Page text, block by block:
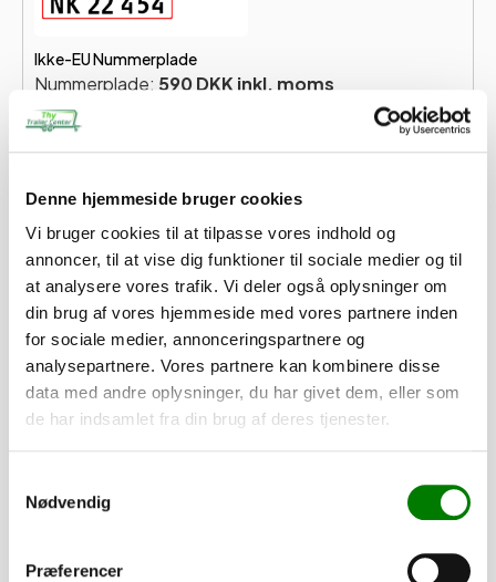
Denne hjemmeside bruger cookies
Vi bruger cookies til at tilpasse vores indhold og
annoncer, til at vise dig funktioner til sociale medier og til
at analysere vores trafik. Vi deler også oplysninger om
din brug af vores hjemmeside med vores partnere inden
for sociale medier, annonceringspartnere og
analysepartnere. Vores partnere kan kombinere disse
data med andre oplysninger, du har givet dem, eller som
de har indsamlet fra din brug af deres tjenester.
Nødvendig
Præferencer
Ikke-EU Nummerplade
Nummerplade: 590 DKK inkl. moms
Indregistreringsgebyr:
260 DKK inkl. moms
Du skal vælge en nummerplade for at forsætte.
Når du køber en trailer hos os, vil du modtage en e-mail,
hvor vi beder dig om at oplyse navn, adresse og CPR-
nummer. Disse oplysninger er nødvendige for at kunne
indregistrere din trailer korrekt. Du skal blot besvare e-
mailen med de påkrævede oplysninger.
Hvis du har spørgsmål, er du naturligvis altid velkommen til